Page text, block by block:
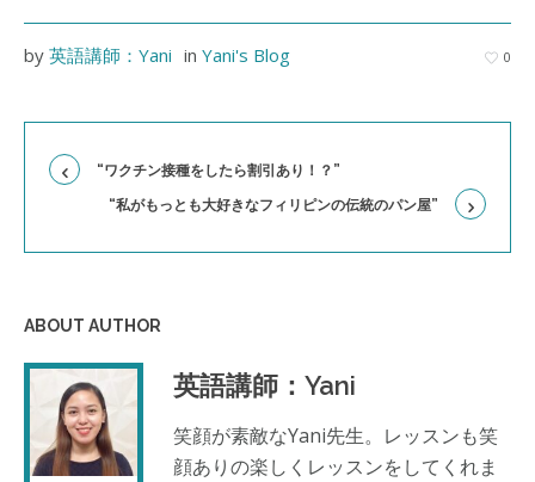
0
by 英語講師：Yani in Yani's Blog
“ワクチン接種をしたら割引あり！？”
“私がもっとも大好きなフィリピンの伝統のパン屋”
ABOUT AUTHOR
英語講師：Yani
笑顔が素敵なYani先生。レッスンも笑
顔ありの楽しくレッスンをしてくれま